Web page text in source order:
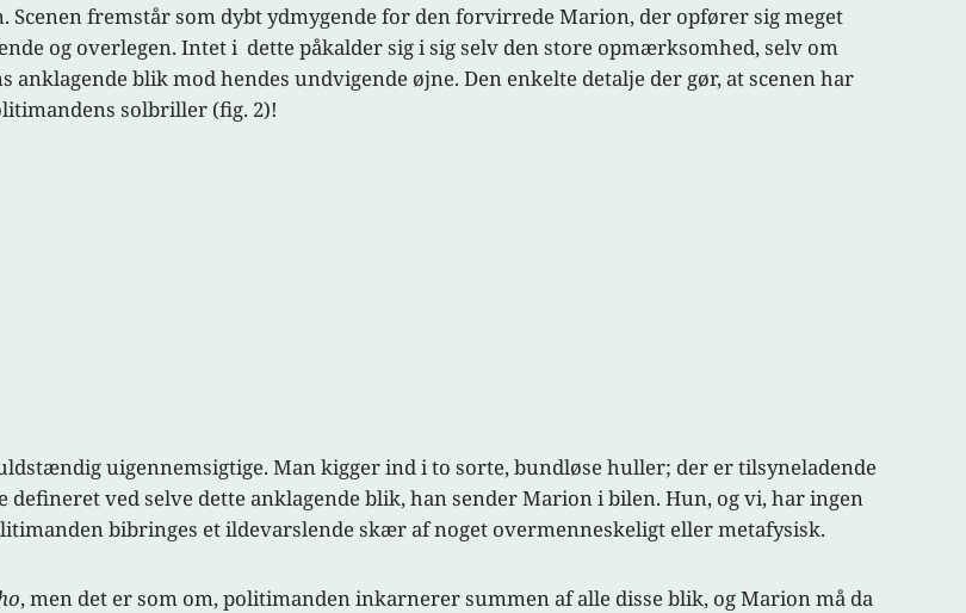
fremstår som dybt ydmygende for den forvirrede Marion, der opfører sig meget
og overlegen. Intet i dette påkalder sig i sig selv den store opmærksomhed, selv om
blik mod hendes undvigende øjne. Den enkelte detalje der gør, at scenen har
solbriller (fig. 2)!
uigennemsigtige. Man kigger ind i to sorte, bundløse huller; der er tilsyneladende
ved selve dette anklagende blik, han sender Marion i bilen. Hun, og vi, har ingen
bibringes et ildevarslende skær af noget overmenneskeligt eller metafysisk.
, men det er som om, politimanden inkarnerer summen af alle disse blik, og Marion må da